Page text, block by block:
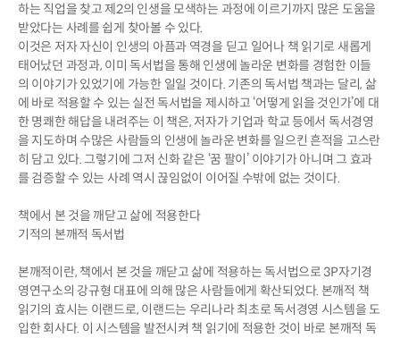
하는 직업을 찾고 제2의 인생을 모색하는 과정에 이르기까지 많은 도움을
받았다는 사례를 쉽게 찾아볼 수 있다.
이것은 저자 자신이 인생의 아픔과 역경을 딛고 일어나 책 읽기로 새롭게
태어났던 과정과, 이미 독서법을 통해 인생에 놀라운 변화를 경험한 이들
의 이야기가 있었기에 가능한 일일 것이다. 기존의 독서법 책과는 달리, 삶
에 바로 적용할 수 있는 실전 독서법을 제시하고 ‘어떻게 읽을 것인가’에 대
한 명쾌한 해답을 내려주는 이 책은, 저자가 기업과 학교 등에서 독서경영
을 지도하며 수많은 사람들의 인생에 놀라운 변화를 일으킨 흔적을 고스란
히 담고 있다. 그렇기에 그저 신화 같은 ‘꿈 팔이’ 이야기가 아니며 그 효과
를 검증할 수 있는 사례 역시 끊임없이 이어질 수밖에 없는 것이다.
책에서 본 것을 깨닫고 삶에 적용한다
기적의 본깨적 독서법
본깨적이란, 책에서 본 것을 깨닫고 삶에 적용하는 독서법으로 3P자기경
영연구소의 강규형 대표에 의해 많은 사람들에게 확산되었다. 본깨적 책
읽기의 효시는 이랜드로, 이랜드는 우리나라 최초로 독서경영 시스템을 도
입한 회사다. 이 시스템을 발전시켜 책 읽기에 적용한 것이 바로 본깨적 독